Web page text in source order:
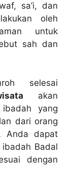
sa’i, dan
oleh
untuk
sah dan
selesai
akan
yang
dari orang
Anda dapat
Badal
dengan